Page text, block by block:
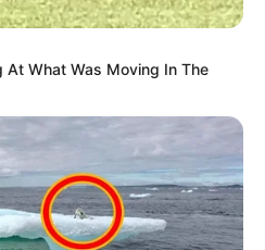
At What Was Moving In The